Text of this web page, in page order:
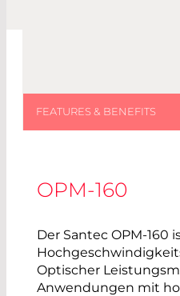
OPM-160
Der Santec OPM-160
Optischer
Anwendungen mit